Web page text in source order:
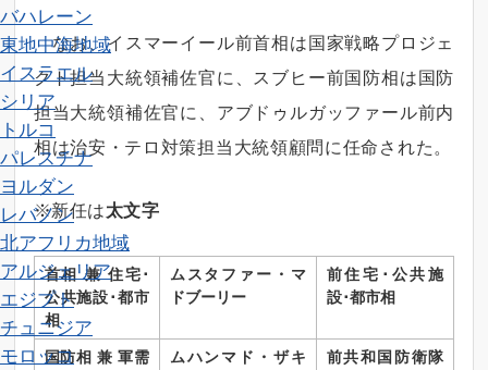
バハレーン
東地中海地域
イスラエル
シリア
トルコ
パレスチナ
ヨルダン
レバノン
北アフリカ地域
アルジェリア
エジプト
チュニジア
モロッコ
なお、イスマーイール前首相は国家戦略プロジェ
クト担当大統領補佐官に、スブヒー前国防相は国防
担当大統領補佐官に、アブドゥルガッファール前内
相は治安・テロ対策担当大統領顧問に任命された。
※新任は太文字
首相兼 住宅･
公共施設･都市
相
ムスタファー・マ
ドブーリー
前住宅･公共施
設･都市相
国防相 兼 軍需
ムハンマド・ザキ
前共和国防衛隊